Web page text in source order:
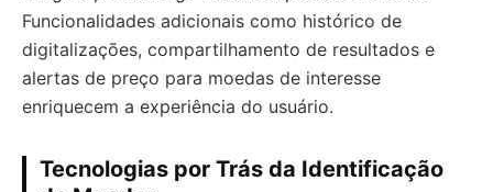
Funcionalidades adicionais como histórico de
digitalizações, compartilhamento de resultados e
alertas de preço para moedas de interesse
enriquecem a experiência do usuário.
Tecnologias por Trás da Identificação